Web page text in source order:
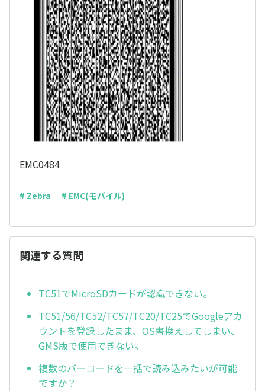
EMC0484
# Zebra # EMC(モバイル)
関連する質問
TC51でMicroSDカードが認識できない。
TC51/56/TC52/TC57/TC20/TC25でGoogleアカ
ウントを登録したまま、OS書換えしてしまい、
GMS版で使用できない。
複数のバーコードを一括で読み込みたいが可能
ですか？